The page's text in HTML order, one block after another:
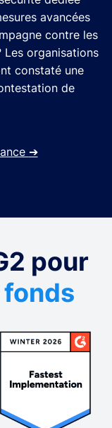
avancées
contre les
Les organisations
constaté une
de
➔
pour